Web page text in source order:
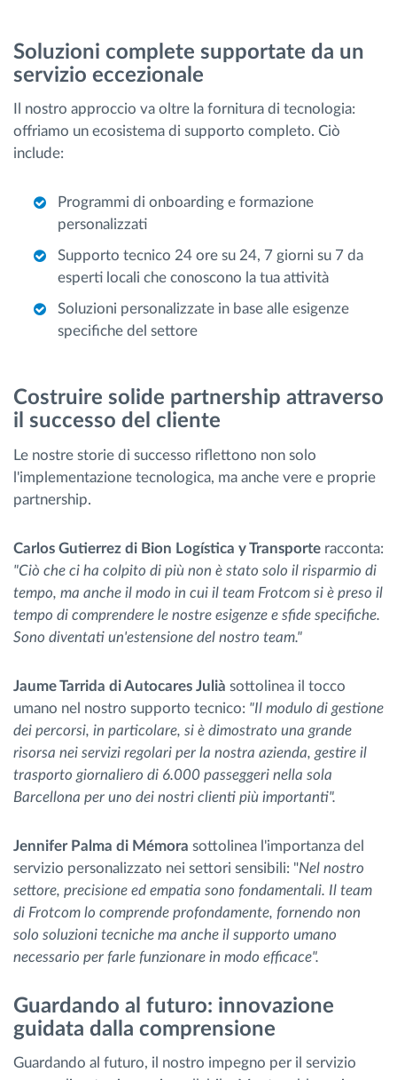
Soluzioni complete supportate da un
servizio eccezionale
Il nostro approccio va oltre la fornitura di tecnologia:
offriamo un ecosistema di supporto completo. Ciò
include:
Programmi di onboarding e formazione
personalizzati
Supporto tecnico 24 ore su 24, 7 giorni su 7 da
esperti locali che conoscono la tua attività
Soluzioni personalizzate in base alle esigenze
specifiche del settore
Costruire solide partnership attraverso
il successo del cliente
Le nostre storie di successo riflettono non solo
l'implementazione tecnologica, ma anche vere e proprie
partnership.
Carlos Gutierrez di Bion Logística y Transporte racconta:
"Ciò che ci ha colpito di più non è stato solo il risparmio di
tempo, ma anche il modo in cui il team Frotcom si è preso il
tempo di comprendere le nostre esigenze e sfide specifiche.
Sono diventati un'estensione del nostro team."
Jaume Tarrida di Autocares Julià sottolinea il tocco
umano nel nostro supporto tecnico: "Il modulo di gestione
dei percorsi, in particolare, si è dimostrato una grande
risorsa nei servizi regolari per la nostra azienda, gestire il
trasporto giornaliero di 6.000 passeggeri nella sola
Barcellona per uno dei nostri clienti più importanti".
Jennifer Palma di Mémora sottolinea l'importanza del
servizio personalizzato nei settori sensibili: "Nel nostro
settore, precisione ed empatia sono fondamentali. Il team
di Frotcom lo comprende profondamente, fornendo non
solo soluzioni tecniche ma anche il supporto umano
necessario per farle funzionare in modo efficace".
Guardando al futuro: innovazione
guidata dalla comprensione
Guardando al futuro, il nostro impegno per il servizio